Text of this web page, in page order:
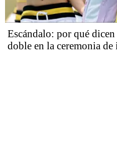
Escándalo: por qué
doble en la ceremonia